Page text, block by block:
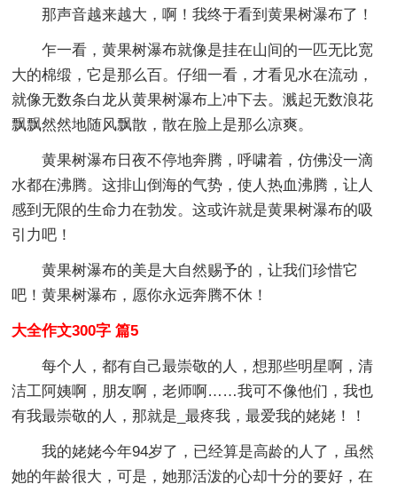
那声音越来越大，啊！我终于看到黄果树瀑布了！
乍一看，黄果树瀑布就像是挂在山间的一匹无比宽
大的棉缎，它是那么百。仔细一看，才看见水在流动，
就像无数条白龙从黄果树瀑布上冲下去。溅起无数浪花
飘飘然然地随风飘散，散在脸上是那么凉爽。
黄果树瀑布日夜不停地奔腾，呼啸着，仿佛没一滴
水都在沸腾。这排山倒海的气势，使人热血沸腾，让人
感到无限的生命力在勃发。这或许就是黄果树瀑布的吸
引力吧！
黄果树瀑布的美是大自然赐予的，让我们珍惜它
吧！黄果树瀑布，愿你永远奔腾不休！
大全作文300字 篇5
每个人，都有自己最崇敬的人，想那些明星啊，清
洁工阿姨啊，朋友啊，老师啊……我可不像他们，我也
有我最崇敬的人，那就是_最疼我，最爱我的姥姥！！
我的姥姥今年94岁了，已经算是高龄的人了，虽然
她的年龄很大，可是，她那活泼的心却十分的要好，在